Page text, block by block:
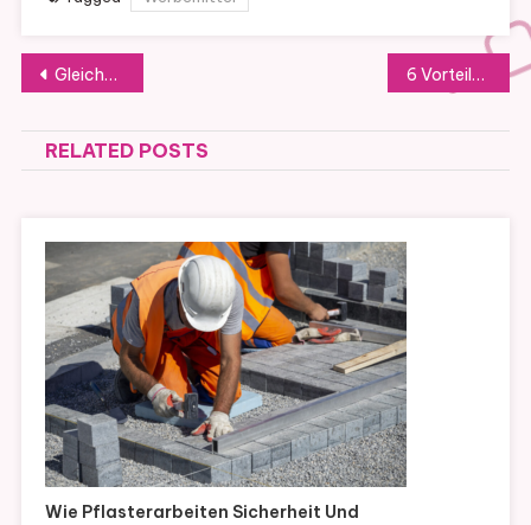
Post
navigation
Gleichartig Laborausrüstung unter Papier Ihnen im Rahmen welcher Qualitätsprüfung hilft 6 Vorteile der Bewaffnung Ihrer Schiffsverglasung
RELATED POSTS
Wie Pflasterarbeiten Sicherheit Und